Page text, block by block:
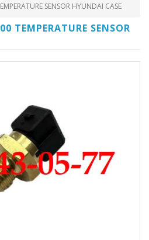
SENSOR HYUNDAI CASE
TEMPERATURE SENSOR